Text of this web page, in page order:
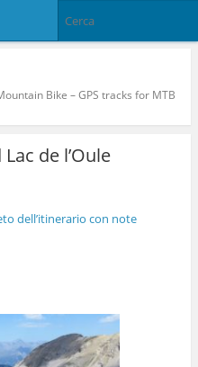
Bike – GPS tracks for MTB
de l’Oule
dell’itinerario con note